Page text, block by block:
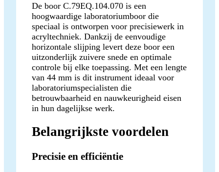
De boor C.79EQ.104.070 is een
hoogwaardige laboratoriumboor die
speciaal is ontworpen voor precisiewerk in
acryltechniek. Dankzij de eenvoudige
horizontale slijping levert deze boor een
uitzonderlijk zuivere snede en optimale
controle bij elke toepassing. Met een lengte
van 44 mm is dit instrument ideaal voor
laboratoriumspecialisten die
betrouwbaarheid en nauwkeurigheid eisen
in hun dagelijkse werk.
Belangrijkste voordelen
Precisie en efficiëntie